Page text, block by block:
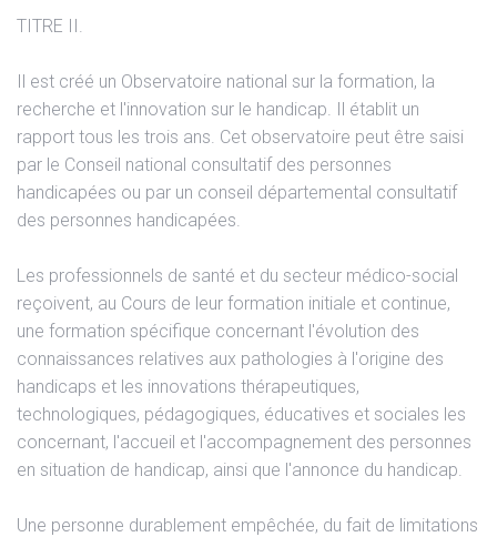
TITRE II.
Il est créé un Observatoire national sur la formation, la
recherche et l'innovation sur le handicap. Il établit un
rapport tous les trois ans. Cet observatoire peut être saisi
par le Conseil national consultatif des personnes
handicapées ou par un conseil départemental consultatif
des personnes handicapées.
Les professionnels de santé et du secteur médico-social
reçoivent, au Cours de leur formation initiale et continue,
une formation spécifique concernant l'évolution des
connaissances relatives aux pathologies à l'origine des
handicaps et les innovations thérapeutiques,
technologiques, pédagogiques, éducatives et sociales les
concernant, l'accueil et l'accompagnement des personnes
en situation de handicap, ainsi que l'annonce du handicap.
Une personne durablement empêchée, du fait de limitations